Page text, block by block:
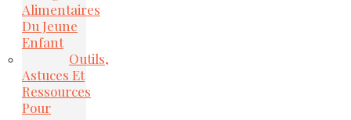
Alimentaires
Du Jeune
Enfant
Outils,
Astuces Et
Ressources
Pour